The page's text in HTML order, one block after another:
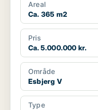
Areal
Ca. 365 m2
Pris
Ca. 5.000.000 kr.
Område
Esbjerg V
Type